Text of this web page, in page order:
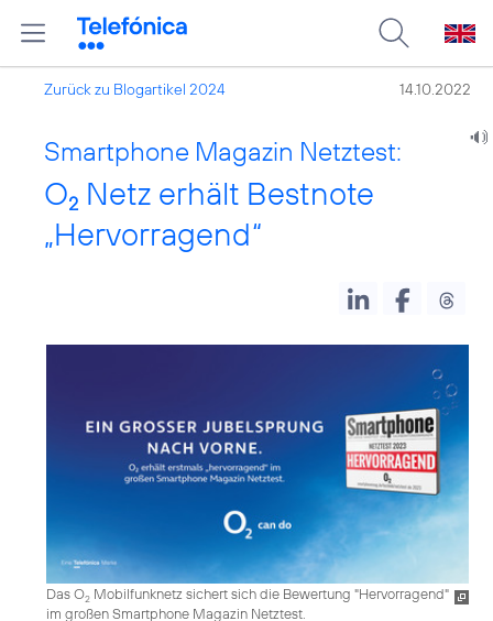
Zurück zu Blogartikel 2024 14.10.2022
Smartphone Magazin Netztest:
O2 Netz erhält Bestnote
„Hervorragend“
Das O2 Mobilfunknetz sichert sich die Bewertung "Hervorragend"
im großen Smartphone Magazin Netztest.